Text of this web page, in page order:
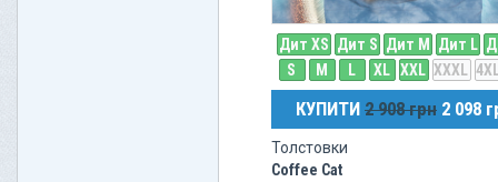
Дит XS Дит S Дит M Дит L
S
M L XL XXL XXXL
КУПИТИ 2 908 грн 2 098
Толстовки
Coffee Cat